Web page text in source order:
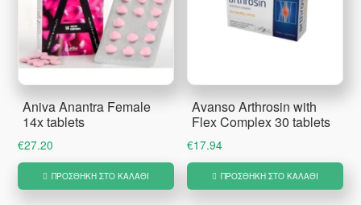
Aniva Anantra Female
14x tablets
€27.20
ΠΡΟΣΘΉΚΗ ΣΤΟ ΚΑΛΆΘΙ
Avanso Arthrosin with
Flex Complex 30 tablets
€17.94
ΠΡΟΣΘΉΚΗ ΣΤΟ ΚΑΛΆΘΙ